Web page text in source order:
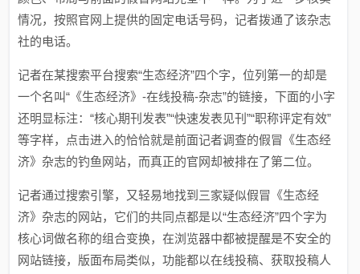
情况，按照官网上提供的固定电话号码，记者拨通了该杂志
社的电话。
记者在某搜索平台搜索“生态经济”四个字，位列第一的却是
一个名叫“《生态经济》-在线投稿-杂志”的链接，下面的小字
还明显标注：“核心期刊发表”“快速发表见刊”“职称评定有效”
等字样，点击进入的恰恰就是前面记者调查的假冒《生态经
济》杂志的钓鱼网站，而真正的官网却被排在了第二位。
记者通过搜索引擎，又轻易地找到三家疑似假冒《生态经
济》杂志的网站，它们的共同点都是以“生态经济”四个字为
核心词做名称的组合变换，在浏览器中都被提醒是不安全的
网站链接，版面布局类似，功能都以在线投稿、获取投稿人